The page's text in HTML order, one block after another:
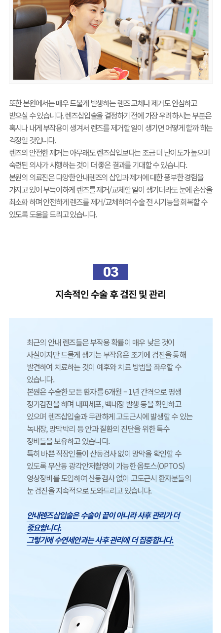
또한 본원에서는 매우 드물게 발생하는 렌즈 교체나 제거도 안심하고
받으실 수 있습니다. 렌즈삽입술을 결정하기 전에 가장 우려하시는 부분은
혹시나 내게 부작용이 생겨서 렌즈를 제거할 일이 생기면 어떻게 할까 하는
걱정일 것입니다.
렌즈의 안전한 제거는 아무래도 렌즈삽입보다는 조금 더 난이도가 높으며
숙련된 의사가 시행하는 것이 더 좋은 결과를 기대할 수 있습니다.
본원의 의료진은 다양한 안내렌즈의 삽입과 제거에 대한 풍부한 경험을
가지고 있어 부득이하게 렌즈를 제거/교체할 일이 생기더라도 눈에 손상을
최소화 하며 안전하게 렌즈를 제거/교체하여 수술 전 시기능을 회복할 수
있도록 도움을 드리고 있습니다.
03
지속적인 수술 후 검진 및 관리
최근의 안내 렌즈들은 부작용 확률이 매우 낮은 것이
사실이지만 드물게 생기는 부작용은 조기에 검진을 통해
발견하여 치료하는 것이 예후와 치료 방법을 좌우할 수
있습니다.
본원은 수술한 모든 환자를 6개월 – 1년 간격으로 평생
정기검진을 하며 내피세포, 백내장 발생 등을 확인하고
있으며 렌즈삽입술과 무관하게 고도근시에 발생할 수 있는
녹내장, 망막박리 등 안과 질환의 진단을 위한 특수
장비들을 보유하고 있습니다.
특히 바쁜 직장인들이 산동검사 없이 망막을 확인할 수
있도록 무산동 광각안저촬영이 가능한 옵토스(OPTOS)
영상장비를 도입하여 산동검사 없이 고도근시 환자분들의
눈 검진을 지속적으로 도와드리고 있습니다.
안내렌즈삽입술은 수술이 끝이 아니라 사후 관리가 더
중요합니다.
그렇기에 수연세안과는 사후 관리에 더 집중합니다.